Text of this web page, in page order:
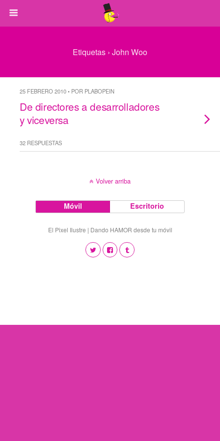
Etiquetas › John Woo
25 FEBRERO 2010 • POR PLABOPEIN
De directores a desarrolladores
y viceversa
32 RESPUESTAS
Volver arriba
Móvil Escritorio
El Pixel Ilustre | Dando HAMOR desde tu móvil